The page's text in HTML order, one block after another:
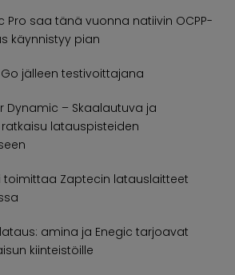
Pro saa tänä vuonna natiivin OCPP-
käynnistyy pian
jälleen testivoittajana
Dynamic – Skaalautuva ja
latauspisteiden
toimittaa Zaptecin latauslaitteet
amina ja Enegic tarjoavat
kiinteistöille